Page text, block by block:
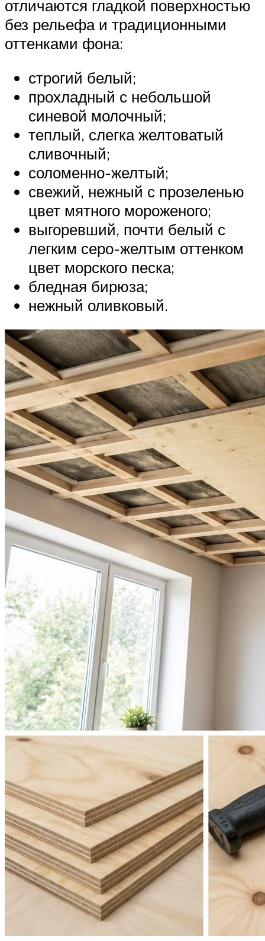
отличаются гладкой поверхностью
без рельефа и традиционными
оттенками фона:
строгий белый;
прохладный с небольшой
синевой молочный;
теплый, слегка желтоватый
сливочный;
соломенно-желтый;
свежий, нежный с прозеленью
цвет мятного мороженого;
выгоревший, почти белый с
легким серо-желтым оттенком
цвет морского песка;
бледная бирюза;
нежный оливковый.